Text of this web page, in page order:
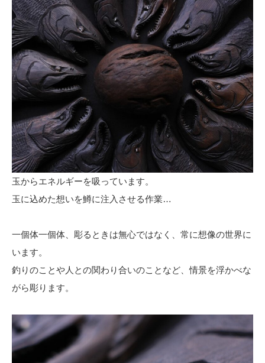
玉からエネルギーを吸っています。
玉に込めた想いを鱒に注入させる作業…
一個体一個体、彫るときは無心ではなく、常に想像の世界に
います。
釣りのことや人との関わり合いのことなど、情景を浮かべな
がら彫ります。